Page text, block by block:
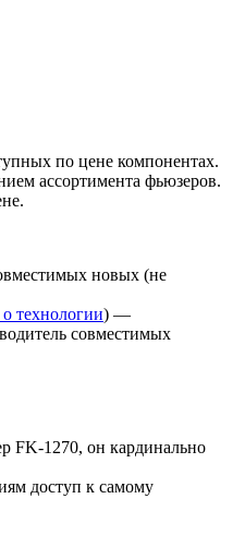
по цене компонентах.
ассортимента фьюзеров.
новых (не
технологии) —
совместимых
FK-1270, он кардинально
доступ к самому